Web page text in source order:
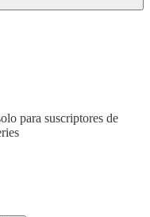
para suscriptores de